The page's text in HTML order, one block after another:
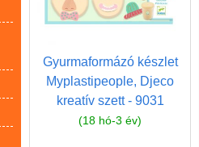
Gyurmaformázó készlet
Myplastipeople, Djeco
kreatív szett - 9031
(18 hó-3 év)